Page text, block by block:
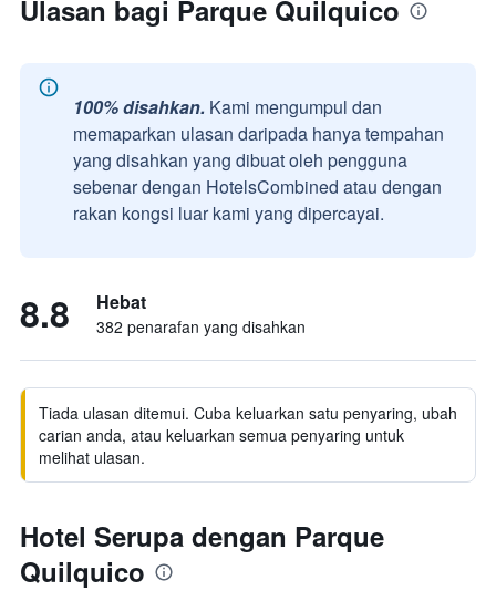
Ulasan bagi Parque Quilquico
100% disahkan. Kami mengumpul dan
memaparkan ulasan daripada hanya tempahan
yang disahkan yang dibuat oleh pengguna
sebenar dengan HotelsCombined atau dengan
rakan kongsi luar kami yang dipercayai.
8.8 Hebat
382 penarafan yang disahkan
Tiada ulasan ditemui. Cuba keluarkan satu penyaring, ubah
carian anda, atau keluarkan semua penyaring untuk
melihat ulasan.
Hotel Serupa dengan Parque
Quilquico